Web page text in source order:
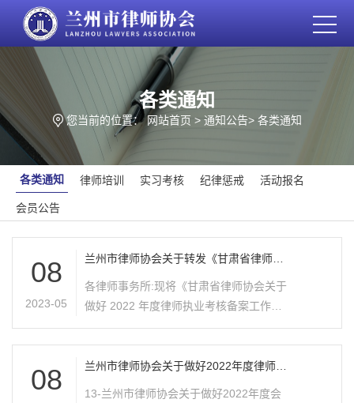
各类通知
您当前的位置：网站首页 > 通知公告> 各类通知
各类通知 律师培训 实习考核 纪律惩戒 活动报名
会员公告
08
2023-05
兰州市律师协会关于转发《甘肃省律师协
作的通知》的通知
各律师事务所:现将《甘肃省律师协会关于
做好 2022 年度律师执业考核备案工作的
通知》转发给你们，请各律师所督促本所
律师及时完善平台信息，严格按照考核时
间安排，有序进行年检。 14-附件124(1).d
08
兰州市律师协会关于做好2022年度律师考
13-兰州市律师协会关于做好2022年度会